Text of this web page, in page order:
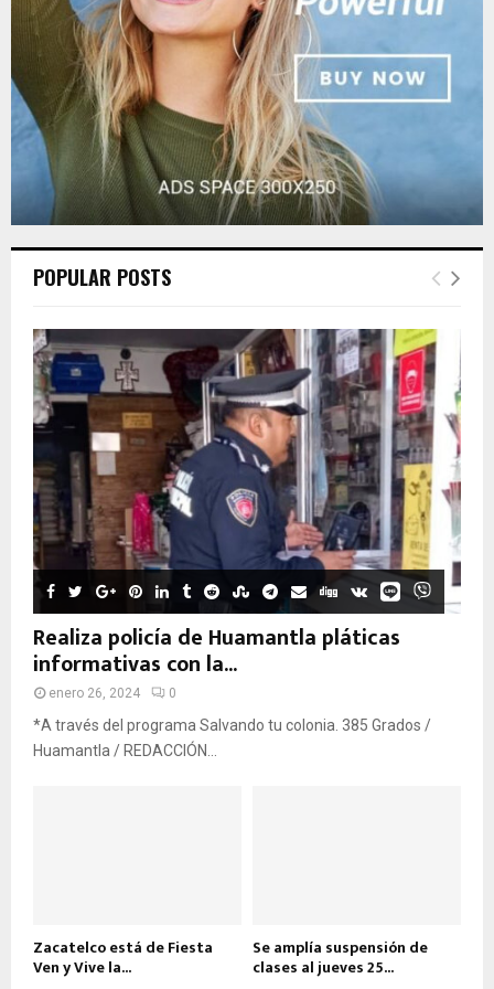
POPULAR POSTS
Realiza policía de Huamantla pláticas
informativas con la...
enero 26, 2024 0
*A través del programa Salvando tu colonia. 385 Grados /
Huamantla / REDACCIÓN...
Zacatelco está de Fiesta
Ven y Vive la...
Se amplía suspensión de
clases al jueves 25...